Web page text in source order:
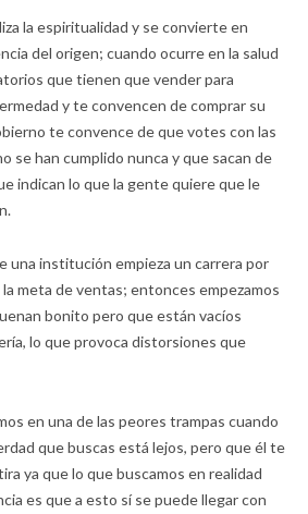
la espiritualidad y se convierte en
del origen; cuando ocurre en la salud
que tienen que vender para
y te convencen de comprar su
te convence de que votes con las
se han cumplido nunca y que sacan de
indican lo que la gente quiere que le
una institución empieza un carrera por
meta de ventas; entonces empezamos
bonito pero que están vacíos
lo que provoca distorsiones que
en una de las peores trampas cuando
que buscas está lejos, pero que él te
ya que lo que buscamos en realidad
es que a esto sí se puede llegar con